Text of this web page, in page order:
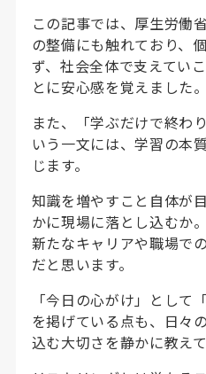
この記事では、厚生労働
の整備にも触れており、
ず、社会全体で支えてい
とに安心感を覚えました。
また、「学ぶだけで終わ
いう一文には、学習の本
じます。
知識を増やすこと自体が
かに現場に落とし込むか
新たなキャリアや職場で
だと思います。
「今日の心がけ」として
を掲げている点も、日々
込む大切さを静かに教え